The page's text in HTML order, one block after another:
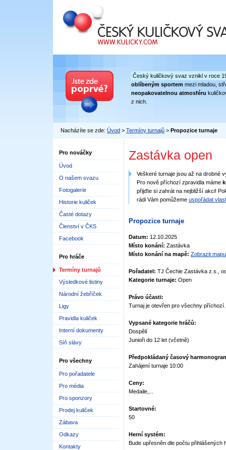
Český kuličkový svaz
Český kuličkový svaz vznikl v roce
oblíbeným sportem mezi mladou,
neopakovatelnou atmosféru
z nich.
Nacházíte se zde: Úvod > Termíny turnajů > Propozice turnaje
Pro nováčky
Úvod
O našem svazu
Fotogalerie
Historie kuliček
Časté dotazy
Členství v ČKS
Facebook
Pro hráče
Termíny turnajů
Výsledkové listiny
Národní žebříček
Ligy
Pravidla kuliček
Interní dokumenty
Síň slávy
Pro všechny
Pro pořadatele
Pro média
Pro sponzory
Prodej kuliček
Zábava
Odkazy
Kontakty
Zastávka open
Veškeré turnaje jsou až na drobné
Pro nově příchozí zpravidla máme
přijďte si zahrát na nejbližší akci!
rádi Vám pomůžeme uspořádat
Propozice turnaje
Datum: 12.10.2025
Místo konání: Zastávka
Místo konání na mapě: Zobrazit mapu
Pořadatel: TJ Čechie Zastávka z.s.,
Kategorie turnaje: Open
Právo účasti:
Turnaj je otevřen pro všechny příchozí.
Vypsané kategorie hráčů:
Dospělí
Junioři do 12 let (včetně)
Předpokládaný časový
Zahájení turnaje 10:00
Ceny:
Medaile,...
Startovné:
50
Herní systém:
Bude upřesněn dle počtu přihlášených